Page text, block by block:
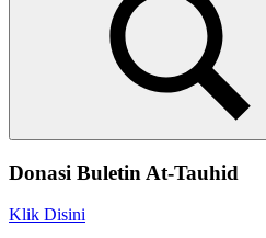
Donasi Buletin At-Tauhid
Klik Disini